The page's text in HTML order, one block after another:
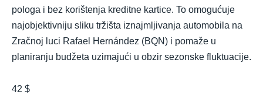
pologa i bez korištenja kreditne kartice. To omogućuje
najobjektivniju sliku tržišta iznajmljivanja automobila na
Zračnoj luci Rafael Hernández (BQN) i pomaže u
planiranju budžeta uzimajući u obzir sezonske fluktuacije.
42 $